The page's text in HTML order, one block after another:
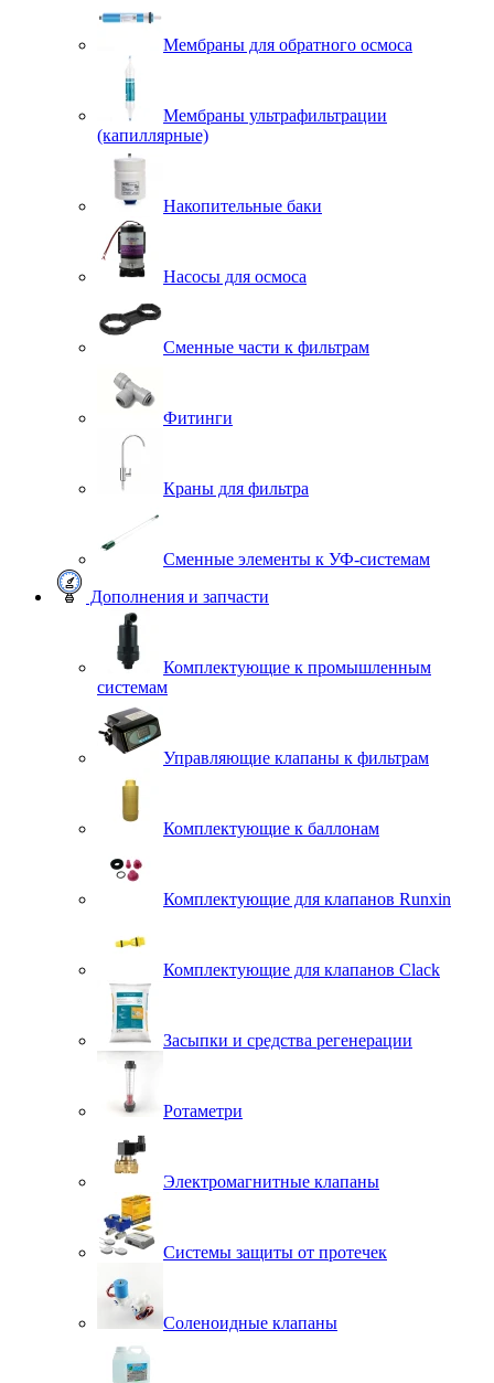
Мембраны для обратного осмоса
Мембраны ультрафильтрации
(капиллярные)
Накопительные баки
Насосы для осмоса
Сменные части к фильтрам
Фитинги
Краны для фильтра
Сменные элементы к УФ-системам
Дополнения и запчасти
Комплектующие к промышленным
системам
Управляющие клапаны к фильтрам
Комплектующие к баллонам
Комплектующие для клапанов Runxin
Комплектующие для клапанов Clack
Засыпки и средства регенерации
Ротаметри
Электромагнитные клапаны
Системы защиты от протечек
Соленоидные клапаны